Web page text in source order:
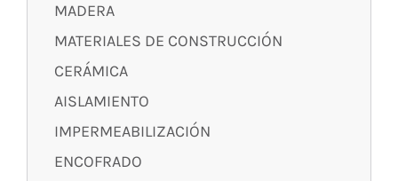
MADERA
MATERIALES DE CONSTRUCCIÓN
CERÁMICA
AISLAMIENTO
IMPERMEABILIZACIÓN
ENCOFRADO